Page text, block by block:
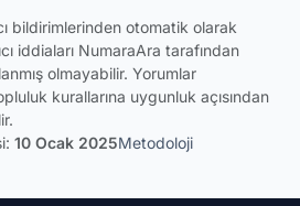
bildirimlerinden otomatik olarak
iddiaları NumaraAra tarafından
olmayabilir. Yorumlar
kurallarına uygunluk açısından
10 Ocak 2025Metodoloji